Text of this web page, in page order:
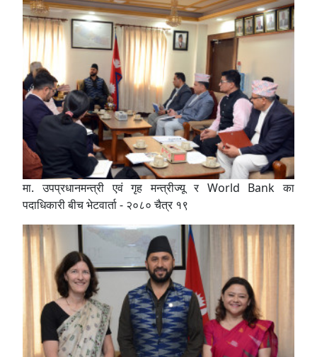
मा. उपप्रधानमन्त्री एवं गृह मन्त्रीज्यू र World Bank का
पदाधिकारी बीच भेटवार्ता - २०८० चैत्र १९